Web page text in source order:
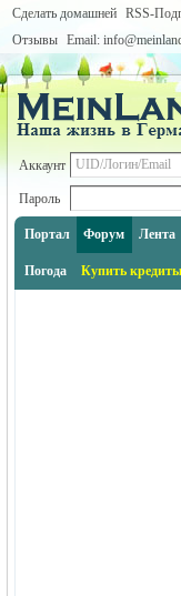
Сделать домашней RSS-
Отзывы Email:
Аккаунт
Пароль
Портал Форум Лента
Погода Купить кредиты